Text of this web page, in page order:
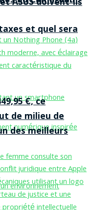
et quel sera
ASUS doivent-ils
€, ce
de milieu de
des meilleurs